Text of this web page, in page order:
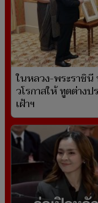
ในหลวง-พระราชินี
วโรกาสให้ ทูตต่างป
เฝ้าฯ